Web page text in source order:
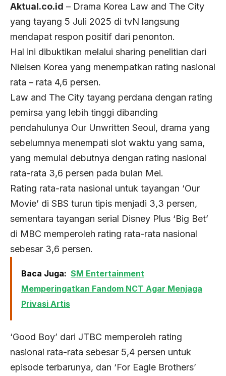
Aktual.co.id – Drama Korea Law and The City
yang tayang 5 Juli 2025 di tvN langsung
mendapat respon positif dari penonton.
Hal ini dibuktikan melalui sharing penelitian dari
Nielsen Korea yang menempatkan rating nasional
rata – rata 4,6 persen.
Law and The City tayang perdana dengan rating
pemirsa yang lebih tinggi dibanding
pendahulunya Our Unwritten Seoul, drama yang
sebelumnya menempati slot waktu yang sama,
yang memulai debutnya dengan rating nasional
rata-rata 3,6 persen pada bulan Mei.
Rating rata-rata nasional untuk tayangan ‘Our
Movie’ di SBS turun tipis menjadi 3,3 persen,
sementara tayangan serial Disney Plus ‘Big Bet’
di MBC memperoleh rating rata-rata nasional
sebesar 3,6 persen.
Baca Juga: SM Entertainment
Memperingatkan Fandom NCT Agar Menjaga
Privasi Artis
‘Good Boy’ dari JTBC memperoleh rating
nasional rata-rata sebesar 5,4 persen untuk
episode terbarunya, dan ‘For Eagle Brothers’